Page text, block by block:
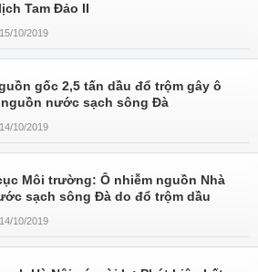
Tam Đảo II
10/2019
gốc 2,5 tấn dầu đổ trộm gây ô
nguồn nước sạch sông Đà
10/2019
Môi trường: Ô nhiễm nguồn Nhà
sạch sông Đà do đổ trộm dầu
10/2019